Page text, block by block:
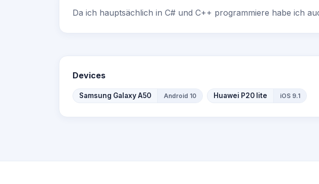
Da ich hauptsächlich in C# und C++ programmiere habe ich
Devices
Samsung Galaxy A50 Android 10 Huawei P20 lite iOS 9.1